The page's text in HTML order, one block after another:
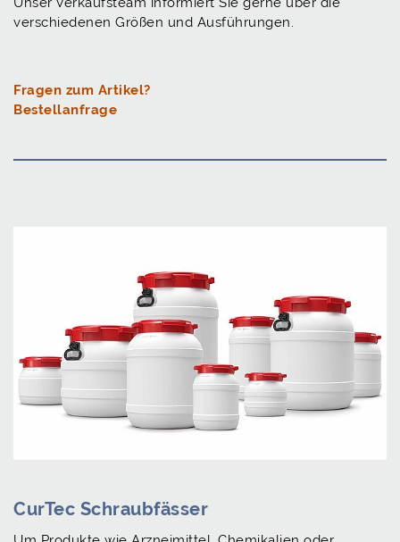
verschiedenen Größen und Ausführungen.
Fragen zum Artikel?
Bestellanfrage
CurTec Schraubfässer